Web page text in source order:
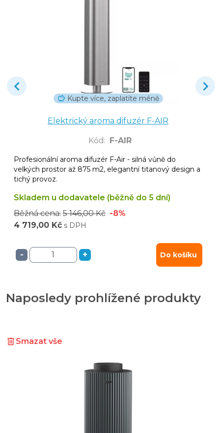
Kupte více, zaplatíte méně
Elektrický aroma difuzér F-AIR
Kód : F-AIR
Profesionální aroma difuzér F-Air - silná vůně do
velkých prostor až 875 m2, elegantní titanový design a
tichý provoz.
Skladem u dodavatele (běžně do 5 dní)
Běžná cena: 5 146,00 Kč -8%
4 719,00 Kč s DPH
- + Do košíku
Naposledy prohlížené produkty
Smazat vše